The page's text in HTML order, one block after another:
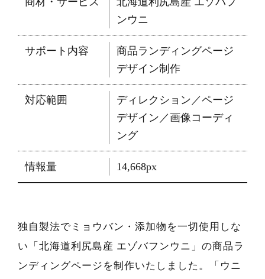
ンウニ
サポート内容
商品ランディングページ
デザイン制作
対応範囲
ディレクション／ページ
デザイン／画像コーディ
ング
情報量 14,668px
独自製法でミョウバン・添加物を一切使用しな
い「北海道利尻島産 エゾバフンウニ」の商品ラ
ンディングページを制作いたしました。「ウニ